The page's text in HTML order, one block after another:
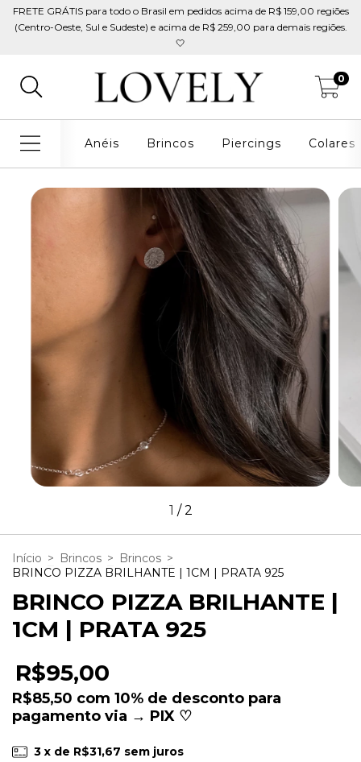
FRETE GRÁTIS para todo o Brasil em pedidos acima de R$ 159,00 regiões
(Centro-Oeste, Sul e Sudeste) e acima de R$ 259,00 para demais regiões.
🤍
0
Anéis Brincos Piercings Colares
1 /2
Início > Brincos > Brincos >
BRINCO PIZZA BRILHANTE | 1CM | PRATA 925
BRINCO PIZZA BRILHANTE |
1CM | PRATA 925
R$95,00
R$85,50 com 10% de desconto para
pagamento via → PIX ♡
3 x de R$31,67 sem juros